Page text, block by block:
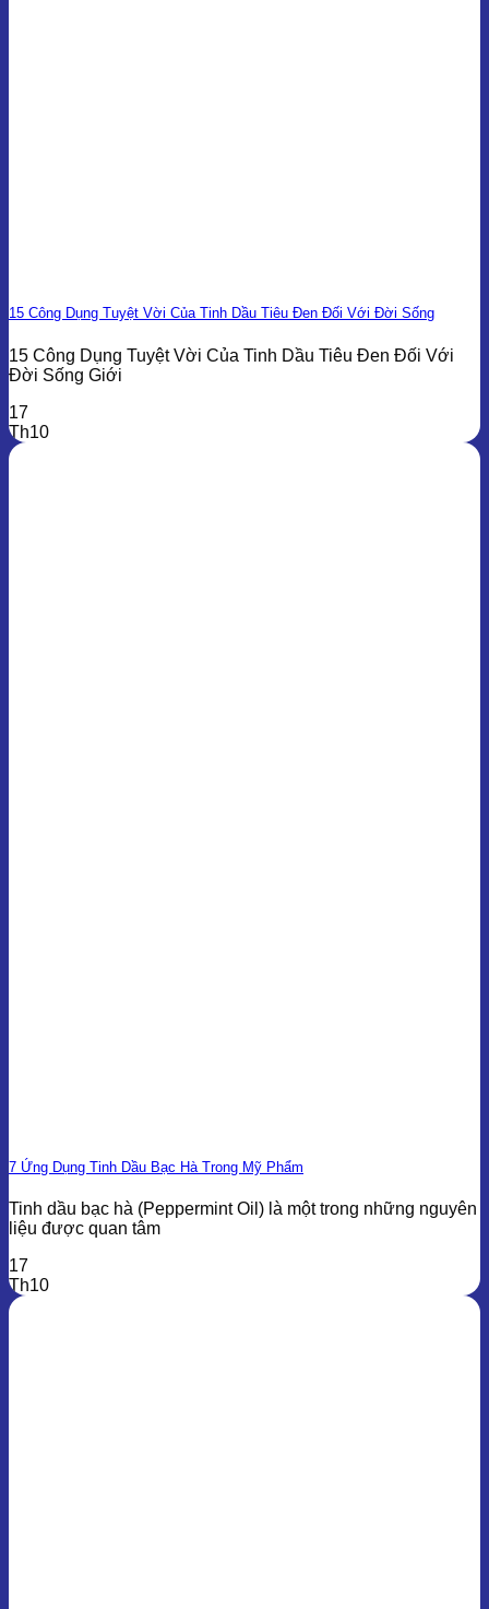
15 Công Dụng Tuyệt Vời Của Tinh Dầu Tiêu Đen Đối Với Đời Sống
15 Công Dụng Tuyệt Vời Của Tinh Dầu Tiêu Đen Đối Với
Đời Sống Giới
17
Th10
7 Ứng Dụng Tinh Dầu Bạc Hà Trong Mỹ Phẩm
Tinh dầu bạc hà (Peppermint Oil) là một trong những nguyên
liệu được quan tâm
17
Th10